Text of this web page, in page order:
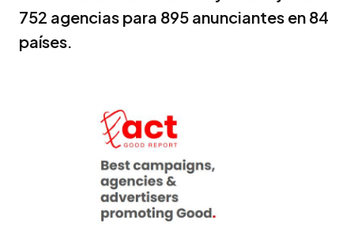
752 agencias para 895 anunciantes en 84
países.